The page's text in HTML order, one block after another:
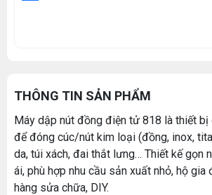
THÔNG TIN SẢN PHẨM
Máy dập nút đồng điện tử 818 là thiết bị
để đóng cúc/nút kim loại (đồng, inox,
da, túi xách, đai thắt lưng… Thiết kế gọn
ái, phù hợp nhu cầu sản xuất nhỏ, hộ gia
hàng sửa chữa, DIY.